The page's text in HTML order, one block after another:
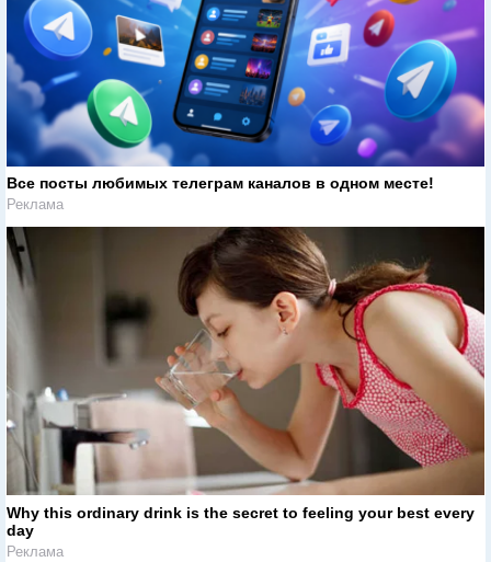
Все посты любимых телеграм каналов в одном месте!
Реклама
Why this ordinary drink is the secret to feeling your best every
day
Реклама